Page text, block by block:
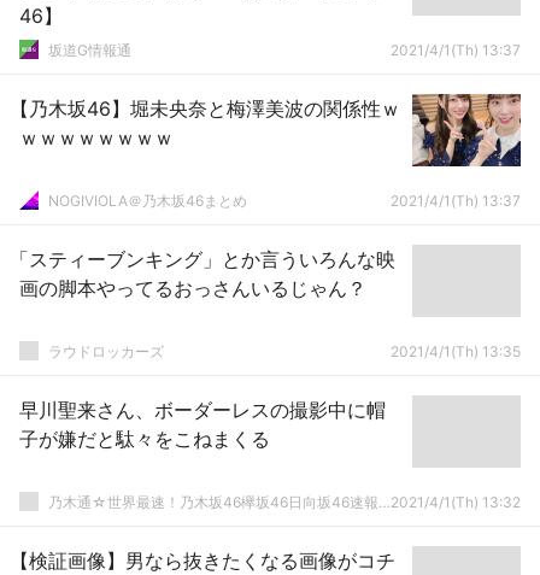
46】
坂道G情報通 2021/4/1(Th) 13:37
【乃木坂46】堀未央奈と梅澤美波の関係性ｗ
ｗｗｗｗｗｗｗｗ
NOGIVIOLA＠乃木坂46まとめ 2021/4/1(Th) 13:37
「スティーブンキング」とか言ういろんな映
画の脚本やってるおっさんいるじゃん？
ラウドロッカーズ 2021/4/1(Th) 13:35
早川聖来さん、ボーダーレスの撮影中に帽
子が嫌だと駄々をこねまくる
乃木通☆世界最速！乃木坂46欅坂46日向坂46速報まとめ2021/4/1(Th) 13:32
【検証画像】男なら抜きたくなる画像がコチ